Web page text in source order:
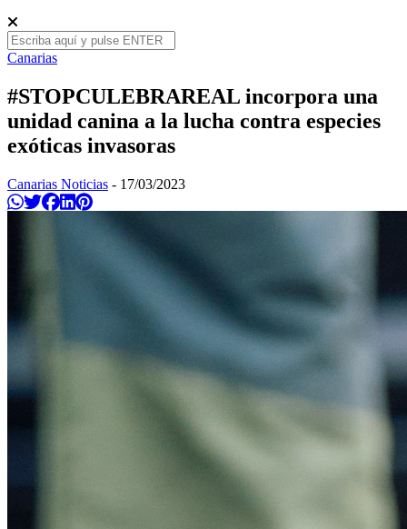
Canarias
#STOPCULEBRAREAL incorpora una
unidad canina a la lucha contra especies
exóticas invasoras
Canarias Noticias - 17/03/2023
Compartir en Whatsapp
Twittear
Compartir en Facebook
Compartir en Linkedin
Compartir en Pinterest